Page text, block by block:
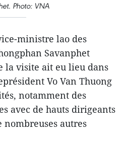
Photo: VNA
ministre lao des
Savanphet
la visite ait eu lieu dans
Vo Van Thuong
notamment des
avec de hauts dirigeants
nombreuses autres